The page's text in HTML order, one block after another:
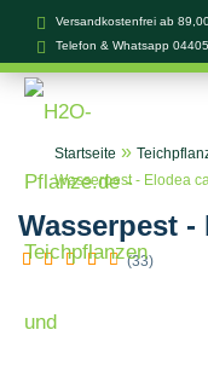
Versandkostenfrei ab
Telefon & Whatsapp
Startseite »
Wasserpest - Elodea
Wasserpest
(33)